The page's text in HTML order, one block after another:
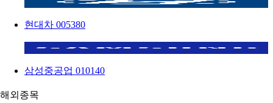
현대차 005380
삼성중공업 010140
해외종목